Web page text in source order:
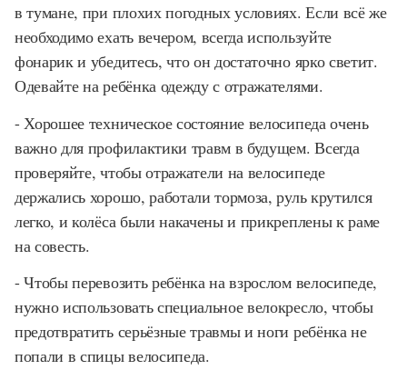
в тумане, при плохих погодных условиях. Если всё же
необходимо ехать вечером, всегда используйте
фонарик и убедитесь, что он достаточно ярко светит.
Одевайте на ребёнка одежду с отражателями.
- Хорошее техническое состояние велосипеда очень
важно для профилактики травм в будущем. Всегда
проверяйте, чтобы отражатели на велосипеде
держались хорошо, работали тормоза, руль крутился
легко, и колёса были накачены и прикреплены к раме
на совесть.
- Чтобы перевозить ребёнка на взрослом велосипеде,
нужно использовать специальное велокресло, чтобы
предотвратить серьёзные травмы и ноги ребёнка не
попали в спицы велосипеда.